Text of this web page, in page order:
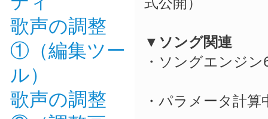
歌声の調整
①（編集ツー
ル）
歌声の調整
▼ソング関連
・ソングエンジ
・パラメータ計